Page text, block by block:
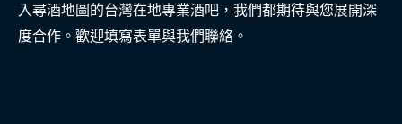
入尋酒地圖的台灣在地專業酒吧，我們都期待與您展開深
度合作。歡迎填寫表單與我們聯絡。